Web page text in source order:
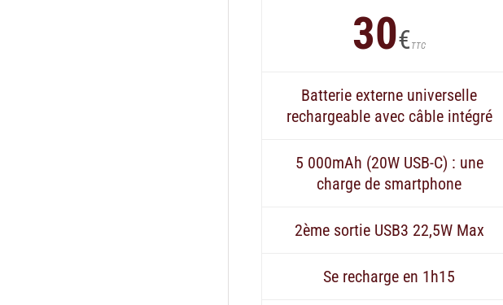
30€ TTC
Batterie externe universelle
rechargeable avec câble intégré
5 000mAh (20W USB-C) : une
charge de smartphone
2ème sortie USB3 22,5W Max
Se recharge en 1h15